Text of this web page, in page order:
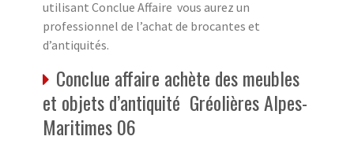
utilisant Conclue Affaire vous aurez un
professionnel de l’achat de brocantes et
d’antiquités.
Conclue affaire achète des meubles
et objets d’antiquité Gréolières Alpes-
Maritimes 06